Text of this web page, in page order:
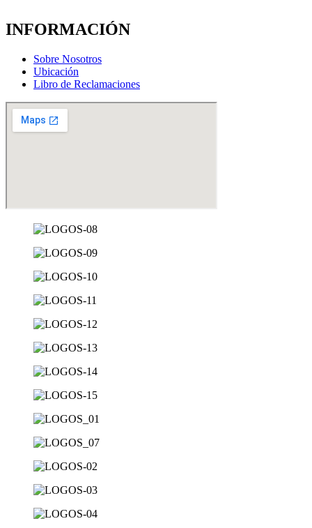
INFORMACIÓN
Sobre Nosotros
Ubicación
Libro de Reclamaciones